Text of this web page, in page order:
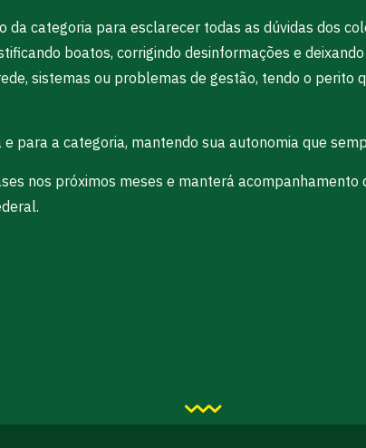
da categoria para esclarecer todas as dúvidas dos
boatos, corrigindo desinformações e
sistemas ou problemas de gestão, tendo o perito
para a categoria, mantendo sua autonomia que
nos próximos meses e manterá